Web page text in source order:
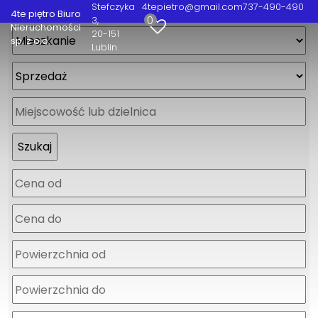
4te piętro Biuro
Nieruchomości
sp. z o.o.
Stefczyka
3
20-151
Lublin
4tepietro@gmail.com737-490-490
0